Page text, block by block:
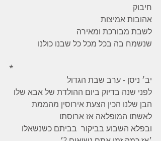
חיבוק
אהובות אמיצות
לשבת מבורכת ומאירה
שנשמח בה בכל מכל כל שבנו כולנו
*
יב׳ ניסן - ערב שבת הגדול
לפני שנה בדיוק ביום ההולדת של אבא שלו
הבן שלנו הכין הצעת אירוסין מהממת
לאשתו המופלאה אז ארוסתו
ובפלא השבוע בביקור  בביתם כשנשאלו
׳אז כמה זמן אתם נשואים ?׳